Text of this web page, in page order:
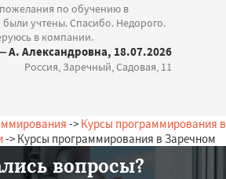
по обучению в
учтены. Спасибо. Недорого.
в компании.
А. Александровна, 18.07.2026
Россия, Заречный, Садовая, 11
-> Курсы программирования в
-> Курсы программирования в Заречном
вопросы?